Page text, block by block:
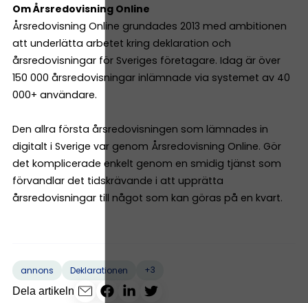
Om Årsredovisning Online
Årsredovisning Online grundades 2013 med ambitionen
att underlätta arbetet kring deklaration och
årsredovisningar för Sveriges företagare. Idag är över
150 000 årsredovisningar inlämnade via systemet av 40
000+ användare.
Den allra första årsredovisningen som lämnades in
digitalt i Sverige var genom Årsredovisning Online. Gör
det komplicerade enkelt genom en smidig tjänst som
förvandlar det tidskrävande i att upprätta
årsredovisningar till något som kan göras på en kvart.
annons Deklarationen
+3
Dela artikeln